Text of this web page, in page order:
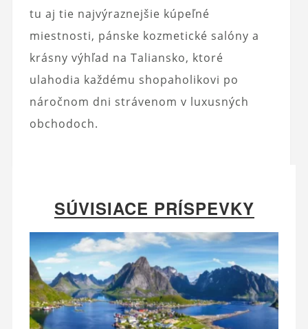
tu aj tie najvýraznejšie kúpeľné
miestnosti, pánske kozmetické salóny a
krásny výhľad na Taliansko, ktoré
ulahodia každému shopaholikovi po
náročnom dni strávenom v luxusných
obchodoch.
SÚVISIACE PRÍSPEVKY